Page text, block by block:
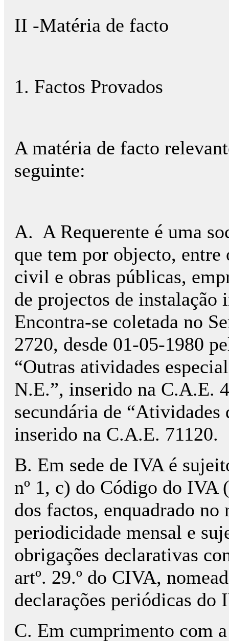
II -Matéria de facto
1. Factos Provados
A matéria de facto
seguinte:
A. A Requerente é uma
que tem por objecto, entre
civil e obras públicas,
de projectos de instalação
Encontra-se coletada no
2720, desde 01-05-1980
“Outras atividades
N.E.”, inserido na C.A.E.
secundária de “Atividades
inserido na C.A.E. 71120.
B. Em sede de IVA é
nº 1, c) do Código do IVA
dos factos, enquadrado
periodicidade mensal e
obrigações declarativas
artº. 29.º do CIVA,
declarações periódicas do
C. Em cumprimento com